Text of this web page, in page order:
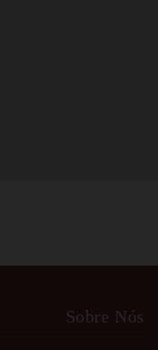
Sobre Nós